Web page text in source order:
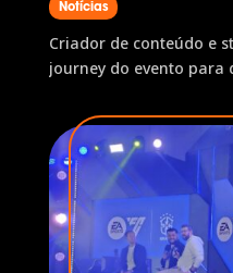
Notícias
Criador de conteúdo e
journey do evento para